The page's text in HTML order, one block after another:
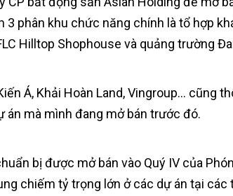
3 phân khu chức năng chính là tổ hợp
Hilltop Shophouse và quảng trường
Á, Khải Hoàn Land, Vingroup… cũng
mà mình đang mở bán trước đó.
bị được mở bán vào Quý IV của
chiếm tỷ trọng lớn ở các dự án tại các